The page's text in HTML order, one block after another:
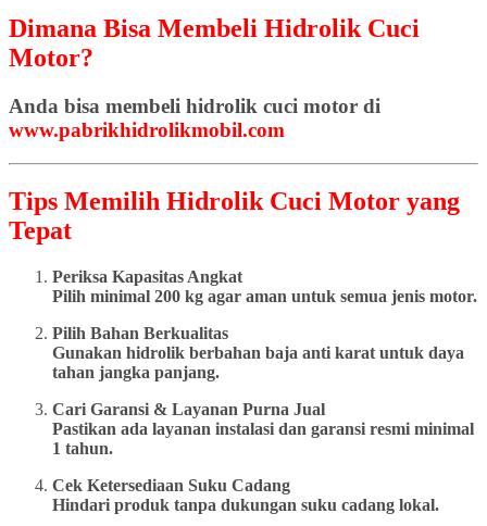
Dimana Bisa Membeli Hidrolik Cuci
Motor?
Anda bisa membeli hidrolik cuci motor di
www.pabrikhidrolikmobil.com
Tips Memilih Hidrolik Cuci Motor yang
Tepat
Periksa Kapasitas Angkat
Pilih minimal 200 kg agar aman untuk semua jenis motor.
Pilih Bahan Berkualitas
Gunakan hidrolik berbahan baja anti karat untuk daya
tahan jangka panjang.
Cari Garansi & Layanan Purna Jual
Pastikan ada layanan instalasi dan garansi resmi minimal
1 tahun.
Cek Ketersediaan Suku Cadang
Hindari produk tanpa dukungan suku cadang lokal.